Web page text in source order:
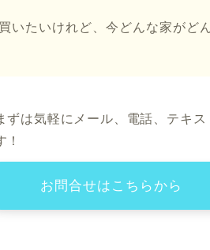
いたいけれど、今どんな家がど
ずは気軽にメール、電話、テキ
お問合せはこちらから